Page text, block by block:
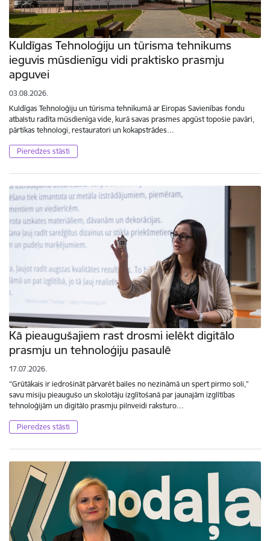
Kuldīgas Tehnoloģiju un tūrisma tehnikums
ieguvis mūsdienīgu vidi praktisko prasmju
apguvei
03.08.2026.
Kuldīgas Tehnoloģiju un tūrisma tehnikumā ar Eiropas Savienības fondu
atbalstu radīta mūsdienīga vide, kurā savas prasmes apgūst topošie pavāri,
pārtikas tehnologi, restauratori un kokapstrādes…
Pieredzes stāsti
Kā pieaugušajiem rast drosmi ielēkt digitālo
prasmju un tehnoloģiju pasaulē
17.07.2026.
“Grūtākais ir iedrošināt pārvarēt bailes no nezināmā un spert pirmo soli,”
savu misiju pieaugušo un skolotāju izglītošanā par jaunajām izglītības
tehnoloģijām un digitālo prasmju pilnveidi raksturo…
Pieredzes stāsti